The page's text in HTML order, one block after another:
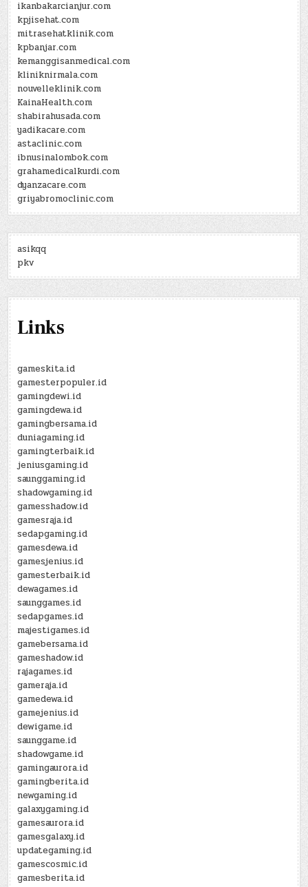
ikanbakarcianjur.com
kpjisehat.com
mitrasehatklinik.com
kpbanjar.com
kemanggisanmedical.com
kliniknirmala.com
nouvelleklinik.com
KainaHealth.com
shabirahusada.com
yadikacare.com
astaclinic.com
ibnusinalombok.com
grahamedicalkurdi.com
dyanzacare.com
griyabromoclinic.com
asikqq
pkv
Links
gameskita.id
gamesterpopuler.id
gamingdewi.id
gamingdewa.id
gamingbersama.id
duniagaming.id
gamingterbaik.id
jeniusgaming.id
saunggaming.id
shadowgaming.id
gamesshadow.id
gamesraja.id
sedapgaming.id
gamesdewa.id
gamesjenius.id
gamesterbaik.id
dewagames.id
saunggames.id
sedapgames.id
majestigames.id
gamebersama.id
gameshadow.id
rajagames.id
gameraja.id
gamedewa.id
gamejenius.id
dewigame.id
saunggame.id
shadowgame.id
gamingaurora.id
gamingberita.id
newgaming.id
galaxygaming.id
gamesaurora.id
gamesgalaxy.id
updategaming.id
gamescosmic.id
gamesberita.id